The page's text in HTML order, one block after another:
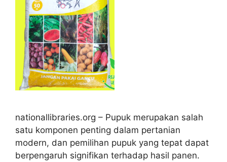
nationallibraries.org – Pupuk merupakan salah
satu komponen penting dalam pertanian
modern, dan pemilihan pupuk yang tepat dapat
berpengaruh signifikan terhadap hasil panen.